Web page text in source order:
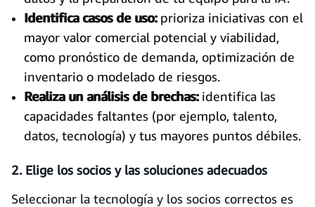
Identifica casos de uso:prioriza iniciativas con el
mayor valor comercial potencial y viabilidad,
como pronóstico de demanda, optimización de
inventario o modelado de riesgos.
Realiza un análisis de brechas:identifica las
capacidades faltantes (por ejemplo, talento,
datos, tecnología) y tus mayores puntos débiles.
2. Elige los socios y las soluciones adecuados
Seleccionar la tecnología y los socios correctos es